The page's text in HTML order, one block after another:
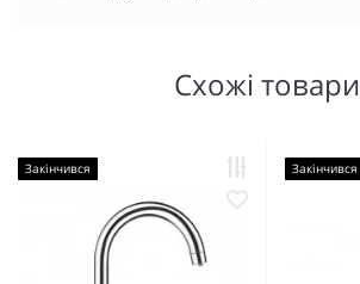
Схожі товари
Закінчився Закінчився